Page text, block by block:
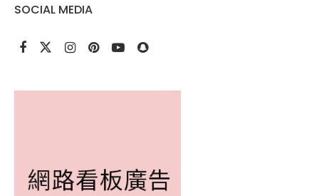
SOCIAL MEDIA